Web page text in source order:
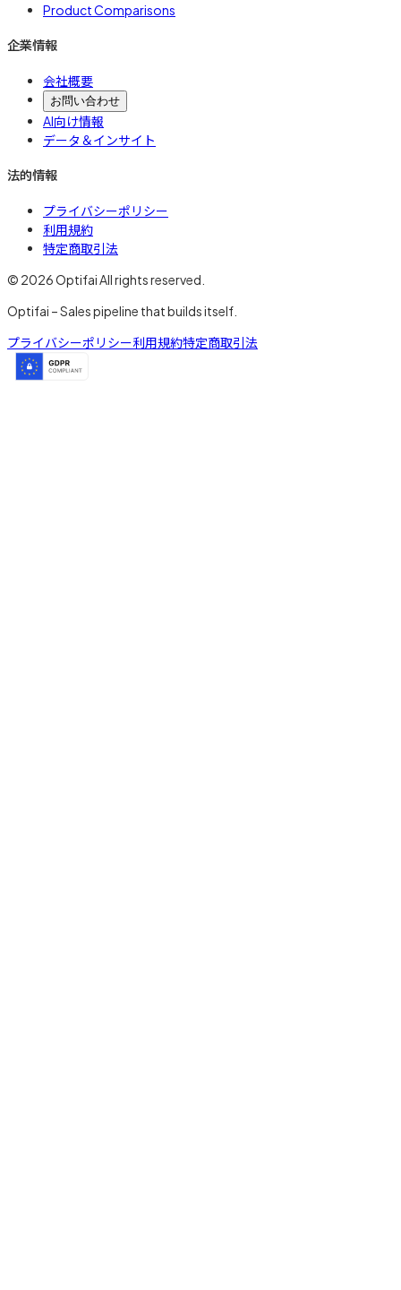
Product Comparisons
企業情報
会社概要
お問い合わせ
AI向け情報
データ＆インサイト
法的情報
プライバシーポリシー
利用規約
特定商取引法
© 2026 Optifai All rights reserved.
Optifai – Sales pipeline that builds itself.
プライバシーポリシー利用規約特定商取引法